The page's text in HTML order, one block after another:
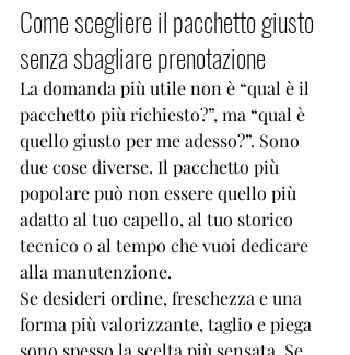
Come scegliere il pacchetto giusto
senza sbagliare prenotazione
La domanda più utile non è “qual è il
pacchetto più richiesto?”, ma “qual è
quello giusto per me adesso?”. Sono
due cose diverse. Il pacchetto più
popolare può non essere quello più
adatto al tuo capello, al tuo storico
tecnico o al tempo che vuoi dedicare
alla manutenzione.
Se desideri ordine, freschezza e una
forma più valorizzante, taglio e piega
sono spesso la scelta più sensata. Se